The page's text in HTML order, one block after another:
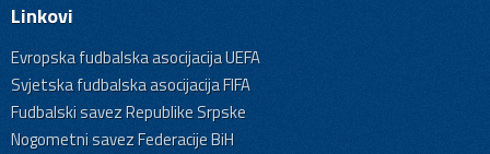
Linkovi
Evropska fudbalska asocijacija UEFA
Svjetska fudbalska asocijacija FIFA
Fudbalski savez Republike Srpske
Nogometni savez Federacije BiH